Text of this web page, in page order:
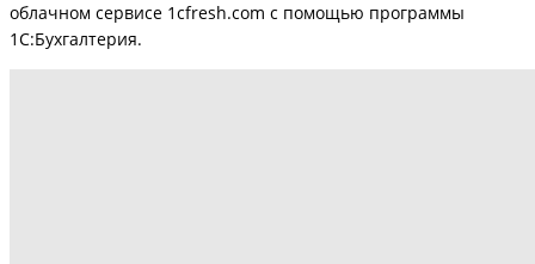
облачном сервисе 1cfresh.com с помощью программы
1С:Бухгалтерия.